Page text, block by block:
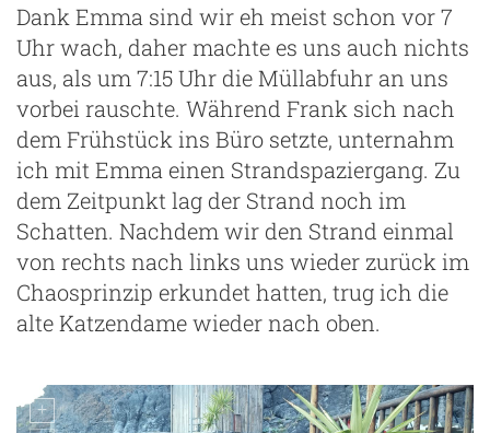
Dank Emma sind wir eh meist schon vor 7
Uhr wach, daher machte es uns auch nichts
aus, als um 7:15 Uhr die Müllabfuhr an uns
vorbei rauschte. Während Frank sich nach
dem Frühstück ins Büro setzte, unternahm
ich mit Emma einen Strandspaziergang. Zu
dem Zeitpunkt lag der Strand noch im
Schatten. Nachdem wir den Strand einmal
von rechts nach links uns wieder zurück im
Chaosprinzip erkundet hatten, trug ich die
alte Katzendame wieder nach oben.